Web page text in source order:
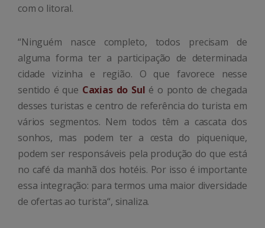
com o litoral.
“Ninguém nasce completo, todos precisam de
alguma forma ter a participação de determinada
cidade vizinha e região. O que favorece nesse
sentido é que Caxias do Sul é o ponto de chegada
desses turistas e centro de referência do turista em
vários segmentos. Nem todos têm a cascata dos
sonhos, mas podem ter a cesta do piquenique,
podem ser responsáveis pela produção do que está
no café da manhã dos hotéis. Por isso é importante
essa integração: para termos uma maior diversidade
de ofertas ao turista“, sinaliza.